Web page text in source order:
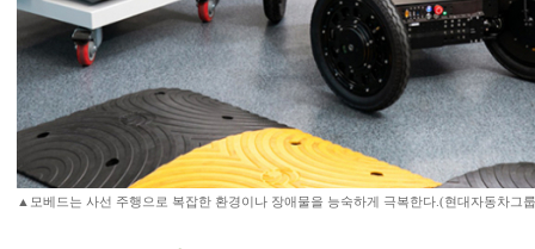
▲모베드는 사선 주행으로 복잡한 환경이나 장애물을 능숙하게 극복한다.(현대자동차그